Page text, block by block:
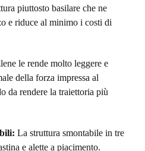
piuttosto basilare che ne
e riduce al minimo i costi di
le rende molto leggere e
della forza impressa al
da rendere la traiettoria più
La struttura smontabile in tre
e alette a piacimento.